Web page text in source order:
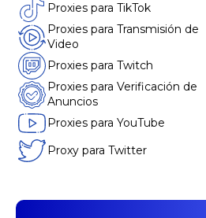
Proxies para TikTok
Proxies para Transmisión de
Video
Proxies para Twitch
Proxies para Verificación de
Anuncios
Proxies para YouTube
Proxy para Twitter